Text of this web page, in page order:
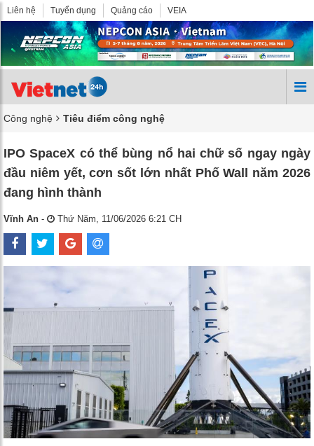
Liên hệ Tuyển dụng Quảng cáo VEIA
Công nghệ Tiêu điểm công nghệ
IPO SpaceX có thể bùng nổ hai chữ số ngay ngày
đầu niêm yết, cơn sốt lớn nhất Phố Wall năm 2026
đang hình thành
Vĩnh An - Thứ Năm, 11/06/2026 6:21 CH